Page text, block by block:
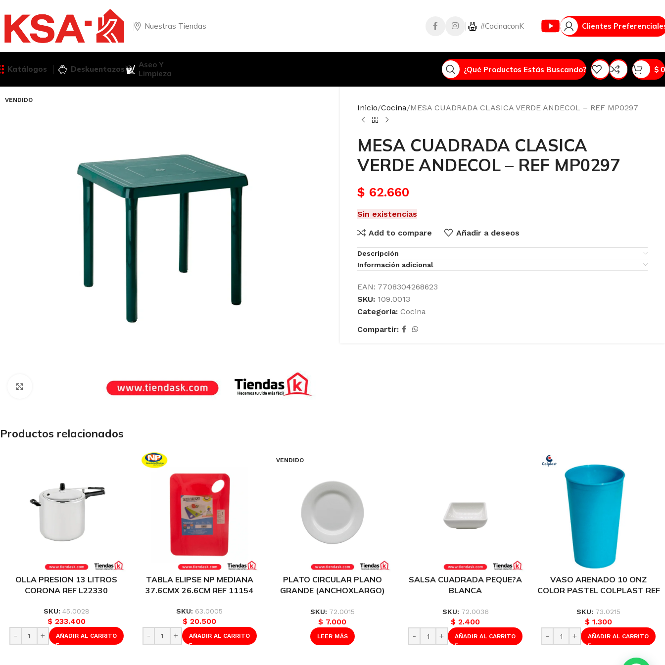
Nuestras Tiendas #CocinaconK Clientes
Katálogos Deskuentazos
Aseo Y
Limpieza
¿Qué Productos Estás Buscando? $ 0
VENDIDO
Haga Click para agrandar
Inicio Cocina MESA CUADRADA CLASICA VERDE ANDECOL – REF MP0297
MESA CUADRADA CLASICA
VERDE ANDECOL – REF MP0297
$ 62.660
Sin existencias
Add to compare
Añadir a deseos
Descripción
Información adicional
EAN: 7708304268623
SKU: 109.0013
Categoría: Cocina
Compartir:
Productos relacionados
OLLA PRESION 13 LITROS
CORONA REF L22330
SKU: 45.0028
$233.400
AÑADIR AL CARRITO
TABLA ELIPSE NP MEDIANA
37.6CMX 26.6CM REF 11154
SKU: 63.0005
$ 20.500
AÑADIR AL CARRITO
VENDIDO
PLATO CIRCULAR PLANO
GRANDE (ANCHOXLARGO)
SKU: 72.0015
$ 7.000
LEER MÁS
SALSA CUADRADA PEQUE?A
BLANCA
7X7X2 5 CMS REF D1002BL
SKU: 72.0036
$ 2.400
AÑADIR AL CARRITO
VASO ARENADO 10 ONZ
COLOR PASTEL COLPLAST REF
SKU: 73.0215
$ 1.300
AÑADIR AL CARRITO